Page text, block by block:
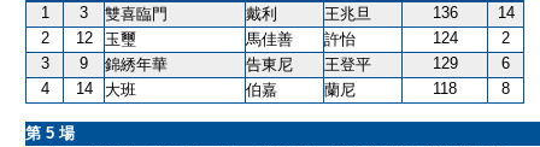
1 3 雙喜臨門 戴利 王兆旦 136
14
2
12 玉璽 馬佳善 許怡 124
2
3
9 錦綉年華 告東尼 王登平 129
6
4
14 大班 伯嘉 蘭尼 118 8
第 5 場